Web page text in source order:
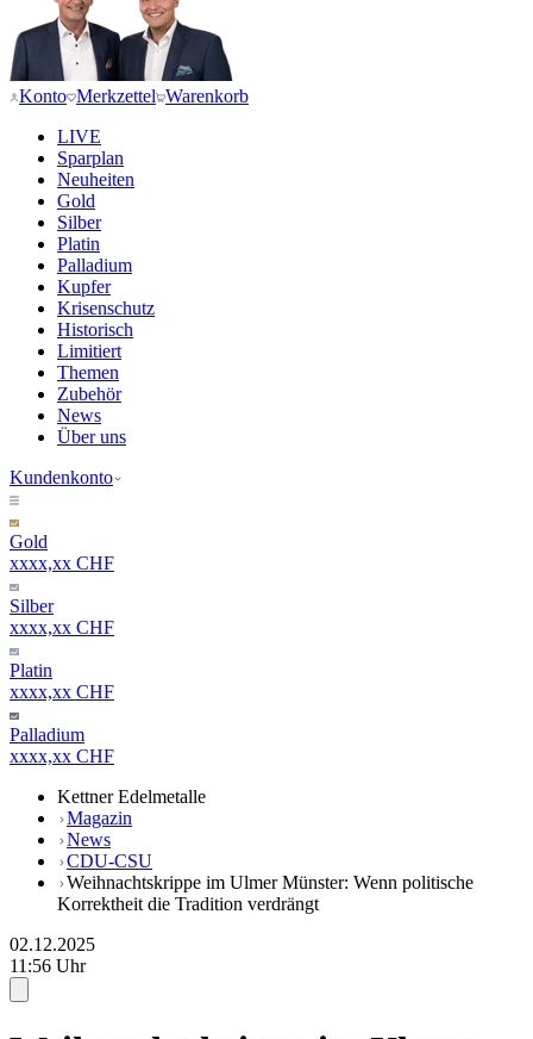
Konto Merkzettel Warenkorb
LIVE
Sparplan
Neuheiten
Gold
Silber
Platin
Palladium
Kupfer
Krisenschutz
Historisch
Limitiert
Themen
Zubehör
News
Über uns
Kundenkonto
Gold
xxxx,xx CHF
Silber
xxxx,xx CHF
Platin
xxxx,xx CHF
Palladium
xxxx,xx CHF
Kettner Edelmetalle
Magazin
News
CDU-CSU
Weihnachtskrippe im Ulmer Münster: Wenn politische
Korrektheit die Tradition verdrängt
02.12.2025
11:56 Uhr